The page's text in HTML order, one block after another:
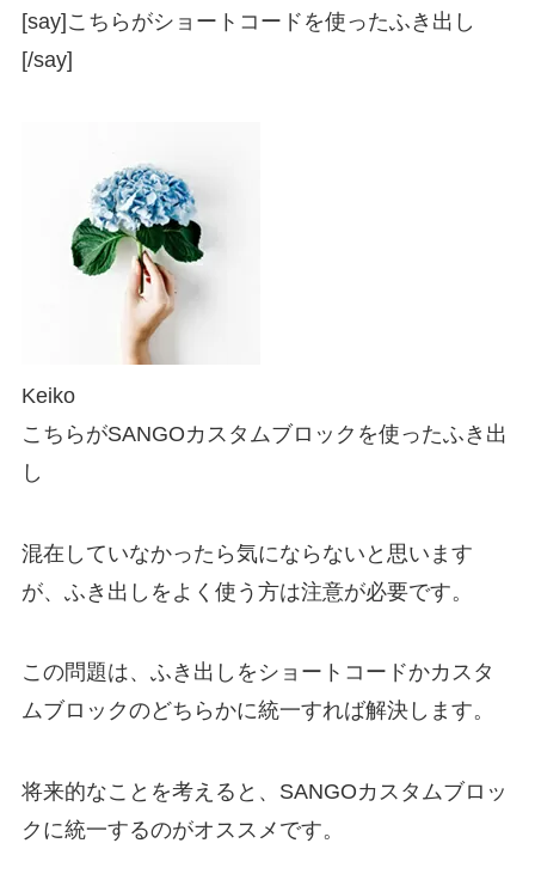
[say]こちらがショートコードを使ったふき出し
[/say]
Keiko
こちらがSANGOカスタムブロックを使ったふき出
し
混在していなかったら気にならないと思います
が、ふき出しをよく使う方は注意が必要です。
この問題は、ふき出しをショートコードかカスタ
ムブロックのどちらかに統一すれば解決します。
将来的なことを考えると、SANGOカスタムブロッ
クに統一するのがオススメです。